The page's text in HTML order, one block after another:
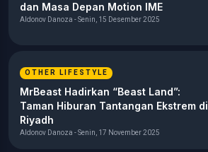
dan Masa Depan Motion IME
Aldonov Danoza - Senin, 15 Desember 2025
OTHER LIFESTYLE
MrBeast Hadirkan “Beast Land”:
Taman Hiburan Tantangan Ekstrem di
Riyadh
Aldonov Danoza - Senin, 17 November 2025